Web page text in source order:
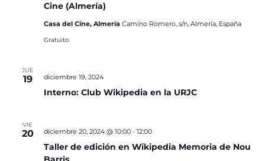
Cine (Almería)
Casa del Cine, Almería Camino Romero, s/n, Almería, España
Gratuito
JUE
19
Interno: Club Wikipedia en la URJC
diciembre 19, 2024
VIE
20
Taller de edición en Wikipedia Memoria de Nou
diciembre 20, 2024 @ 10:00- 12:00